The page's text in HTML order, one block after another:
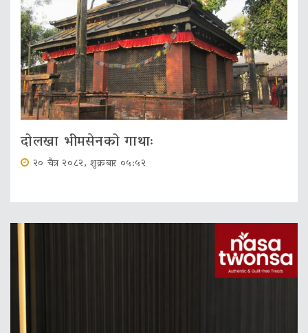
दोलखा भीमसेनको गाथाः
२० चैत्र २०८२, शुक्रबार ०५:५२